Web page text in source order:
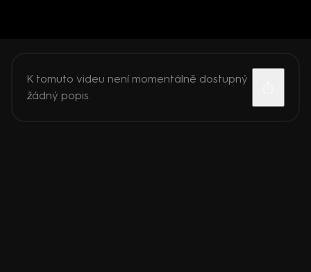
K tomuto videu není momentálně dostupný
žádný popis.